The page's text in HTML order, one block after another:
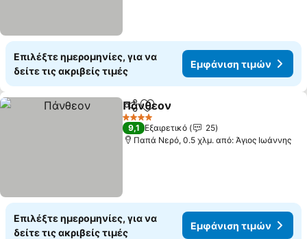
Επιλέξτε ημερομηνίες, για να
δείτε τις ακριβείς τιμές
Εμφάνιση τιμών
Κοινοποίηση
Προσθήκη στα αγαπημένα
Πάνθεον
4 Αστέρια
9,1 Εξαιρετικό
25
Παπά Νερό, 0.5 χλμ. από: Άγιος Ιωάννης
Επιλέξτε ημερομηνίες, για να
δείτε τις ακριβείς τιμές
Εμφάνιση τιμών